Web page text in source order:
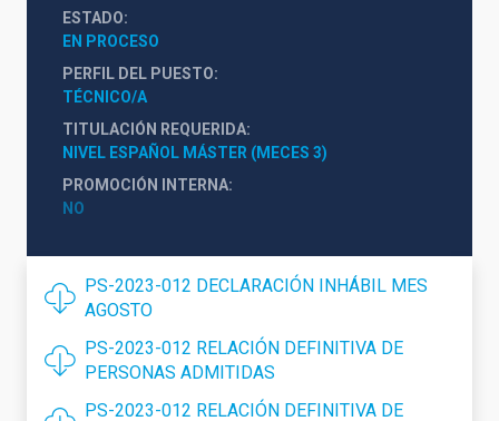
ESTADO
EN PROCESO
PERFIL DEL PUESTO
TÉCNICO/A
TITULACIÓN REQUERIDA
NIVEL ESPAÑOL MÁSTER (MECES 3)
PROMOCIÓN INTERNA
NO
PS-2023-012 DECLARACIÓN INHÁBIL MES
AGOSTO
PS-2023-012 RELACIÓN DEFINITIVA DE
PERSONAS ADMITIDAS
PS-2023-012 RELACIÓN DEFINITIVA DE